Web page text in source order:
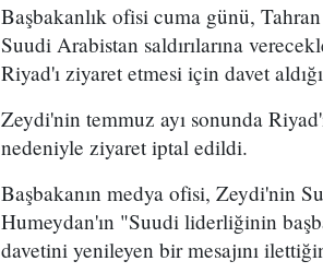
Başbakanlık ofisi cuma günü,
Suudi Arabistan saldırılarına
Riyad'ı ziyaret etmesi için davet
Zeydi'nin temmuz ayı sonunda
nedeniyle ziyaret iptal edildi.
Başbakanın medya ofisi, Zeydi'nin
Humeydan'ın "Suudi liderliğinin
davetini yenileyen bir mesajını